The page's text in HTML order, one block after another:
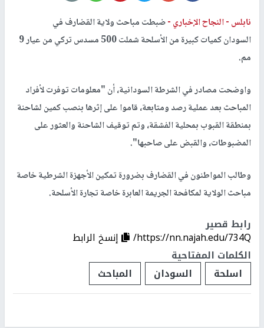
نابلس -النجاح الإخباري -ضبطت مباحث ولاية القضارف في
السودان كميات كبيرة من الأسلحة شملت 500 مسدس تركي من عيار 9
مم.
واوضحت مصادر في الشرطة السودانية، أن "معلومات توفرت لأفراد
المباحث بعد عملية رصد ومتابعة، قاموا على إثرها بنصب كمين لشاحنة
بمنطقة القبوب بمحلية الفشقة، وتم توقيف الشاحنة والعثور على
المضبوطات، والقبض على صاحبها".
وطالب المواطنون في القضارف بضرورة تمكين الأجهزة الشرطية خاصة
مباحث الولاية لمكافحة الجريمة العابرة خاصة تجارة الأسلحة.
رابط قصير
https://nn.najah.edu/734Q/
إنسخ الرابط
الكلمات المفتاحية
اسلحة
السودان المباحث